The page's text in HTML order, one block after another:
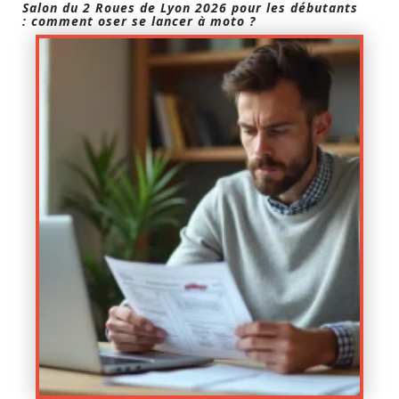
Salon du 2 Roues de Lyon 2026 pour les débutants
: comment oser se lancer à moto ?